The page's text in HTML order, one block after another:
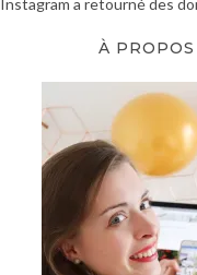
À PROPOS